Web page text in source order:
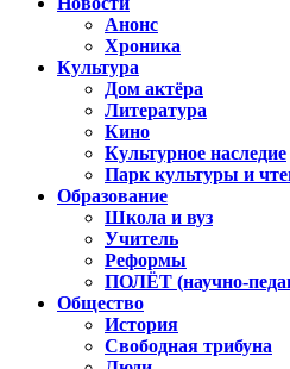
Анонс
Хроника
Культура
Дом актёра
Литература
Кино
Культурное наследие
Парк культуры и
Образование
Школа и вуз
Учитель
Реформы
ПОЛЁТ (научно-
Общество
История
Свободная трибуна